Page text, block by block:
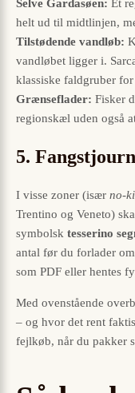
Selve Gardasøen: Et
helt ud til midtlinjen,
Tilstødende vandløb:
vandløbet ligger i.
klassiske faldgruber for
Grænseflader: Fisker
regionskæl uden også
5.
I visse zoner (især no-
Trentino og Veneto)
symbolsk tesserino
antal før du forlader
som PDF eller hentes
Med ovenstående
– og hvor det rent
fejlkøb, når du pakker